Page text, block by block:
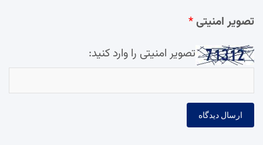
تصویر امنیتی*
تصویر امنیتی را وارد کنید: